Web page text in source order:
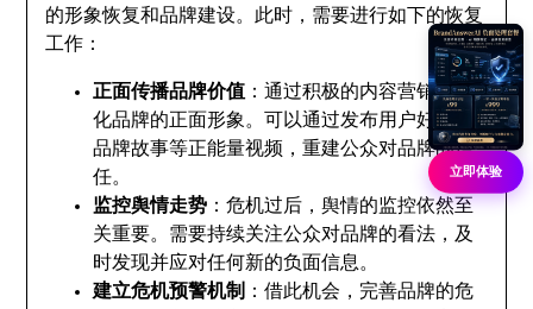
的形象恢复和品牌建设。此时，需要进行如下的恢复
工作：
正面传播品牌价值 ：通过积极的内容营销，强
化品牌的正面形象。可以通过发布用户好评、
品牌故事等正能量视频，重建公众对品牌的信
任。
监控舆情走势 ：危机过后，舆情的监控依然至
关重要。需要持续关注公众对品牌的看法，及
时发现并应对任何新的负面信息。
建立危机预警机制
：借此机会，完善品牌的危
立即体验